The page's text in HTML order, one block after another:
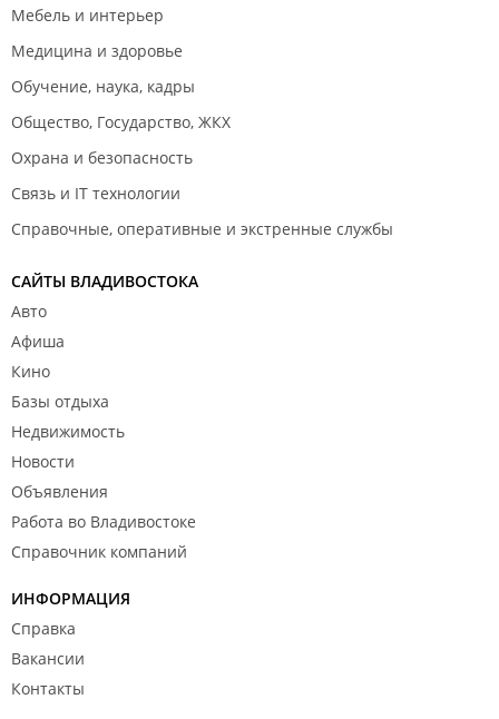
Мебель и интерьер
Медицина и здоровье
Обучение, наука, кадры
Общество, Государство, ЖКХ
Охрана и безопасность
Связь и IT технологии
Справочные, оперативные и экстренные службы
САЙТЫ ВЛАДИВОСТОКА
Авто
Афиша
Кино
Базы отдыха
Недвижимость
Новости
Объявления
Работа во Владивостоке
Справочник компаний
ИНФОРМАЦИЯ
Справка
Вакансии
Контакты